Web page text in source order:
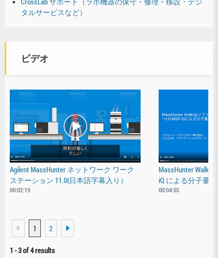
タルサービスなど）
ビデオ
Agilent MassHunter ネットワーク ワーク
ステーション 11.0(日本語字幕入り）
00:02:19
MassHunter
iQ による分子量
00:04:55
1 2
1 -3of 4 results